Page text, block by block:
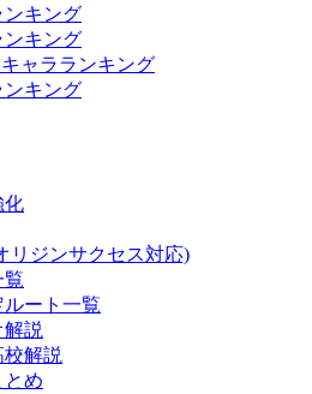
ンキング
ンキング
ャラランキング
ンキング
化
リジンサクセス対応)
覧
ート一覧
説
解説
とめ